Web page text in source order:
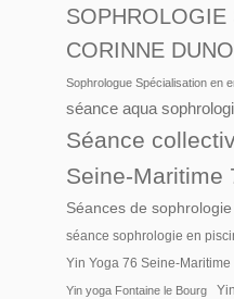
CORINNE
Sophrologue Spécialisation en
séance aqua
Séance
Seine-Maritime
Séances de
séance sophrologie en
Yin Yoga 76 Seine-Maritime
Yin yoga Fontaine le Bourg